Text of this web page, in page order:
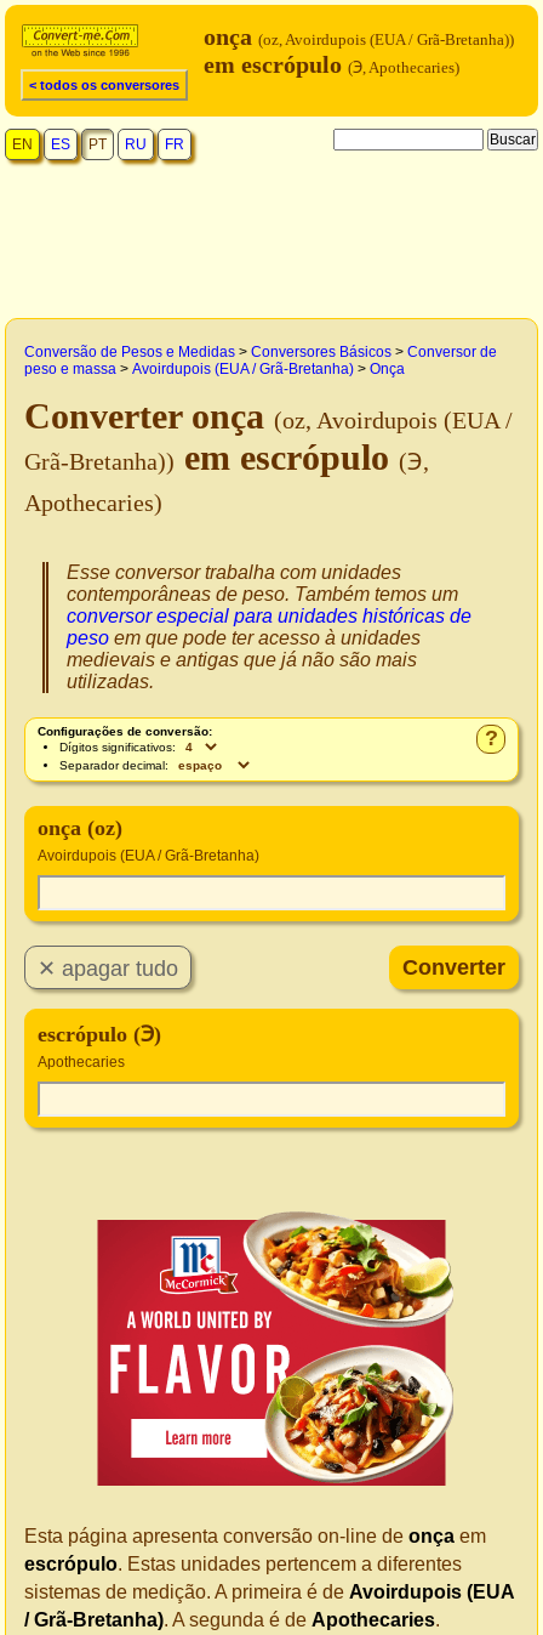
< todos os conversores
onça (oz, Avoirdupois (EUA / Grã-Bretanha))
em escrópulo (℈, Apothecaries)
EN ES PT RU FR
Conversão de Pesos e Medidas > Conversores Básicos > Conversor de
peso e massa > Avoirdupois (EUA / Grã-Bretanha) > Onça
Converter onça (oz, Avoirdupois (EUA /
Grã-Bretanha)) em escrópulo (℈,
Apothecaries)
Esse conversor trabalha com unidades
contemporâneas de peso. Também temos um
conversor especial para unidades históricas de
peso em que pode ter acesso à unidades
medievais e antigas que já não são mais
utilizadas.
?
Configurações de conversão:
Dígitos significativos:
Separador decimal:
onça (oz)
Avoirdupois (EUA / Grã-Bretanha)
escrópulo (℈)
Apothecaries
Esta página apresenta conversão on-line de onça em
escrópulo. Estas unidades pertencem a diferentes
sistemas de medição. A primeira é de Avoirdupois (EUA
/ Grã-Bretanha). A segunda é de Apothecaries.